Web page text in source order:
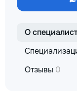
О
Отзывы 0